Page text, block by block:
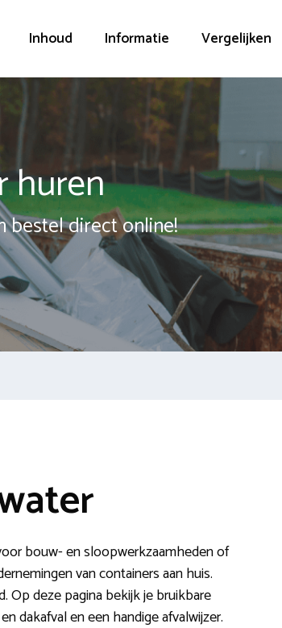
Inhoud Informatie Vergelijken
huren
bestel direct online!
bouw- en sloopwerkzaamheden of
van containers aan huis.
Op deze pagina bekijk je bruikbare
dakafval en een handige afvalwijzer.